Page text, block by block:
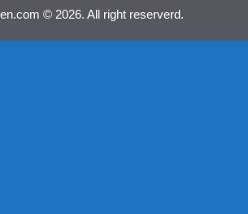
© 2026. All right reserverd.